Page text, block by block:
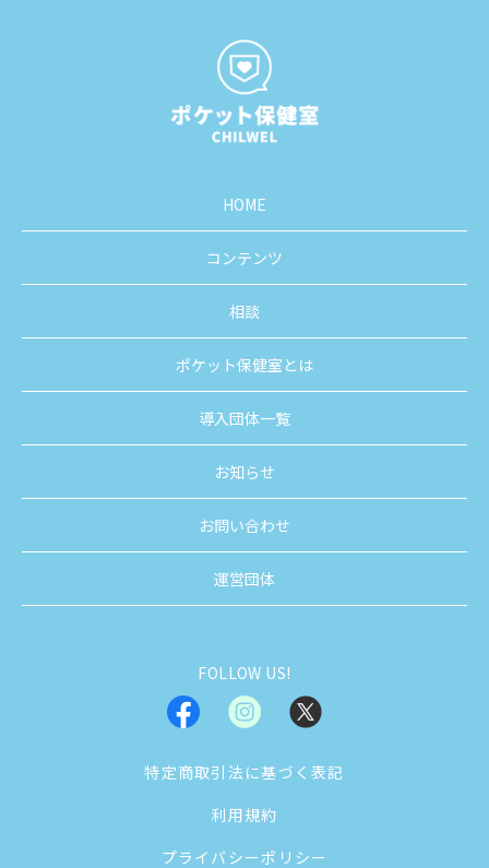
HOME
コンテンツ
相談
ポケット保健室とは
導入団体一覧
お知らせ
お問い合わせ
運営団体
FOLLOW US!
特定商取引法に基づく表記
利用規約
プライバシーポリシー